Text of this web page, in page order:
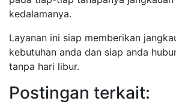
kedalamanya.
Layanan ini siap memberikan
kebutuhan anda dan siap anda
tanpa hari libur.
Postingan terkait: